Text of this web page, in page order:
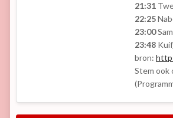
21:31
22:25
23:00
23:48
bron:
Stem ook